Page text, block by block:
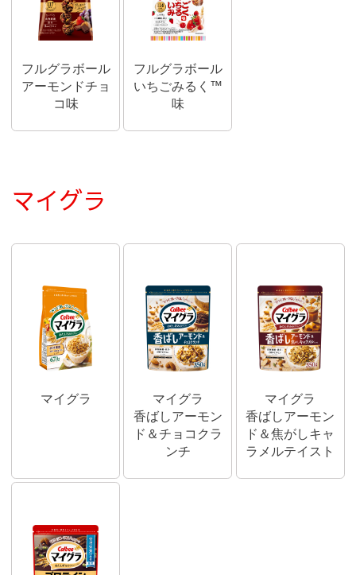
フルグラボール
アーモンドチョ
コ味
フルグラボール
いちごみるく™
味
マイグラ
マイグラ
マイグラ
香ばしアーモン
ド＆チョコクラ
ンチ
マイグラ
香ばしアーモン
ド＆焦がしキャ
ラメルテイスト